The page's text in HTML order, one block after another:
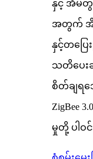
နှင့် အိမ်တွ
အတွက် အိ
နှင့်တပြေ
သတိပေး
စိတ်ချရ
ZigBee
မှုတို့ ပါဝ